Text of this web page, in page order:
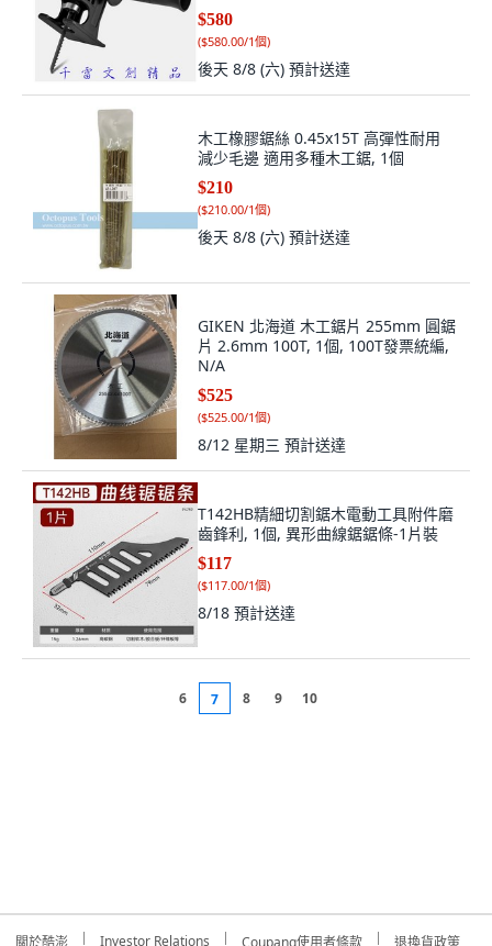
$580
($580.00/1個)
後天 8/8 (六) 預計送達
木工橡膠鋸絲 0.45x15T 高彈性耐用
減少毛邊 適用多種木工鋸, 1個
$210
($210.00/1個)
後天 8/8 (六) 預計送達
GIKEN 北海道 木工鋸片 255mm 圓鋸
片 2.6mm 100T, 1個, 100T發票統編,
N/A
$525
($525.00/1個)
8/12 星期三 預計送達
T142HB精細切割鋸木電動工具附件磨
齒鋒利, 1個, 異形曲線鋸鋸條-1片裝
$117
($117.00/1個)
8/18 預計送達
6 7 8 9 10
關於酷澎 Investor Relations Coupang使用者條款 退換貨政策